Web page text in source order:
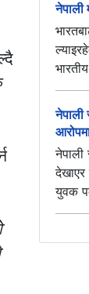
नेपाली
नेपाली
नेपाली
युवक